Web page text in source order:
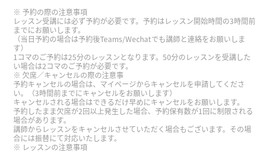
久违地上了一次课，我很开心。谢谢您一直以来都
没有改变，总是那么温柔、耐心，即使我的中文还
很不流利，您也愿意陪我继续交流。真的非常感谢
您。以后也请多多关照。
谢谢你的课。下次再聊一聊吧。请多关照。( 50代
男性 )
感谢你亲切愉快的课程。我非常高兴能和你又聊
天。下次见。( 80代 男性 )
予約の際の注意事項
レッスン受講には必ず予約が必要です。予約はレッスン開始時間の3時間前
までにお願いします。
（当日予約の場合は予約後Teams/Wechatでも講師と連絡をお願いしま
す）
1コマのご予約は25分のレッスンとなります。50分のレッスンを受講した
い場合は2コマのご予約が必要です。
欠席／キャンセルの際の注意事
予約キャンセルの場合は、マイページからキャンセルを申請してくださ
い。（3時間前までにキャンセルをお願いします）
キャンセルされる場合はできるだけ早めにキャンセルをお願いします。
予約したまま欠席が2回以上発生した場合、予約保有数が1回に制限される
場合があります。
講師からレッスンをキャンセルさせていただく場合もございます。その場
合には振替にて対応いたします。
レッスンの注意事項